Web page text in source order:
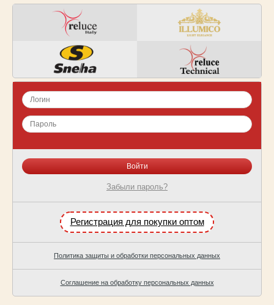
Забыли пароль?
Регистрация для покупки оптом
Политика защиты и обработки персональных данных
Соглашение на обработку персональных данных